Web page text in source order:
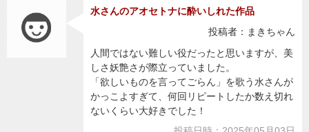
水さんのアオセトナに酔いしれた作品
投稿者：まきちゃん
人間ではない難しい役だったと思いますが、美
しさ妖艶さが際立っていました。
「欲しいものを言ってごらん」を歌う水さんが
かっこよすぎて、何回リピートしたか数え切れ
ないくらい大好きでした！